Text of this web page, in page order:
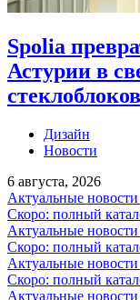
Spolia
Астурии в
Дизайн
Новости
6 августа, 2026
Актуальные
Скоро: полный
Актуальные
Скоро: полный
Актуальные
Скоро: полный
Актуальные